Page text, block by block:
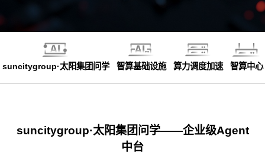
suncitygroup·太阳集团问学 智算基础设施 算力调度加速 智算中心
suncitygroup·太阳集团问学——企业级Agent
中台